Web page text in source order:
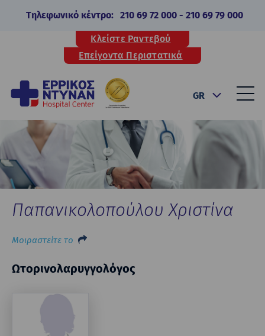
Τηλεφωνικό κέντρο: 210 69 72 000- 210 69 79 000
Κλείστε Ραντεβού
Επείγοντα Περιστατικά
GR
Παπανικολοπούλου Χριστίνα
Μοιραστείτε το
Ωτορινoλαρυγγολόγος